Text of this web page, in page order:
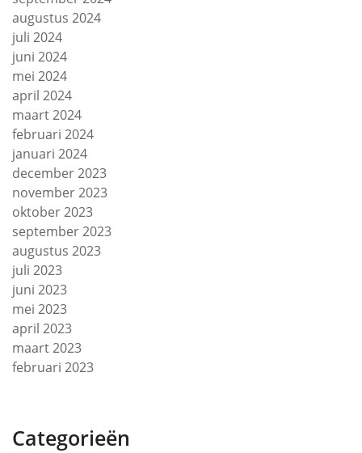
augustus 2024
juli 2024
juni 2024
mei 2024
april 2024
maart 2024
februari 2024
januari 2024
december 2023
november 2023
oktober 2023
september 2023
augustus 2023
juli 2023
juni 2023
mei 2023
april 2023
maart 2023
februari 2023
Categorieën